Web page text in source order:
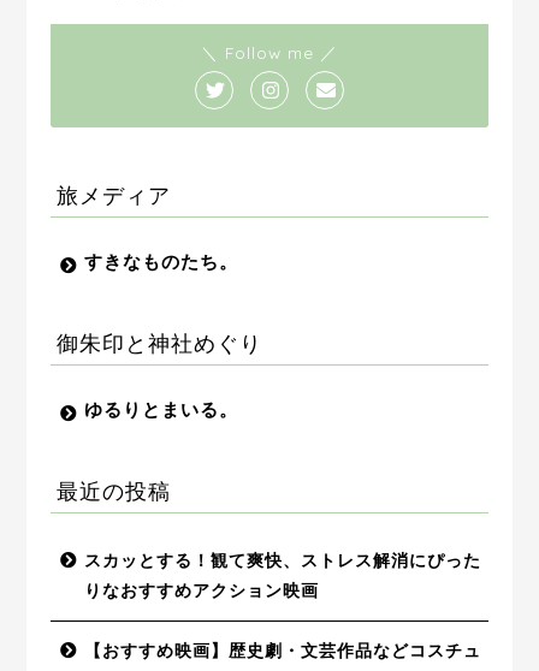
＼ Follow me ／
旅メディア
すきなものたち。
御朱印と神社めぐり
ゆるりとまいる。
最近の投稿
スカッとする！観て爽快、ストレス解消にぴった
りなおすすめアクション映画
【おすすめ映画】歴史劇・文芸作品などコスチュ